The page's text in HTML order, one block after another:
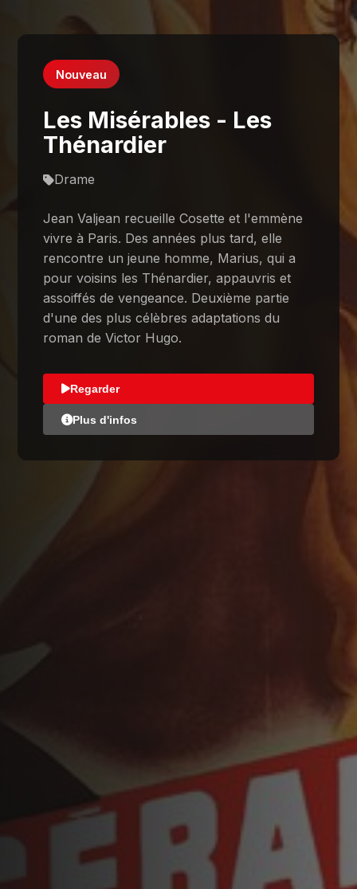
Nouveau
Les Misérables - Les
Thénardier
Drame
Jean Valjean recueille Cosette et l'emmène
vivre à Paris. Des années plus tard, elle
rencontre un jeune homme, Marius, qui a
pour voisins les Thénardier, appauvris et
assoiffés de vengeance. Deuxième partie
d'une des plus célèbres adaptations du
roman de Victor Hugo.
Regarder
Plus d'infos